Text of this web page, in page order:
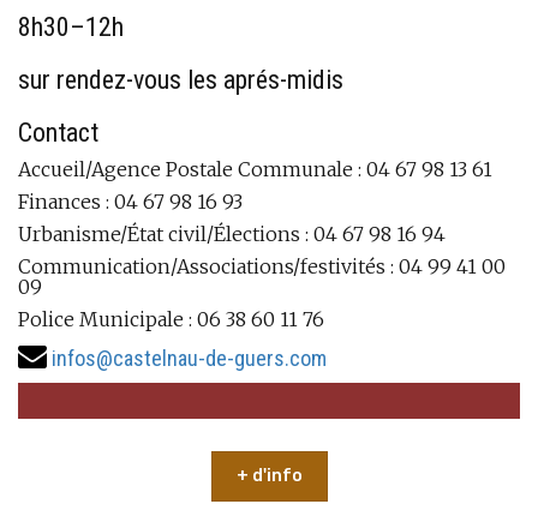
8h30–12h
sur rendez-vous les aprés-midis
Contact
Accueil/Agence Postale Communale : 04 67 98 13 61
Finances : 04 67 98 16 93
Urbanisme/État civil/Élections : 04 67 98 16 94
Communication/Associations/festivités : 04 99 41 00
09
Police Municipale : 06 38 60 11 76
infos@castelnau-de-guers.com
+ d'info